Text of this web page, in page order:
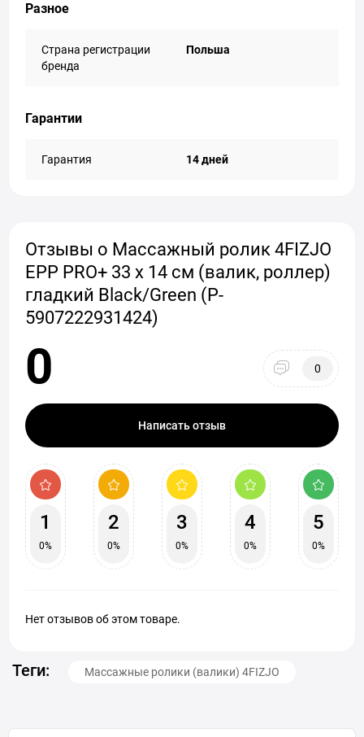
Разное
Страна регистрации
бренда
Польша
Гарантии
Гарантия 14 дней
Отзывы о Массажный ролик 4FIZJO
EPP PRO+ 33 x 14 см (валик, роллер)
гладкий Black/Green (P-
5907222931424)
0 0
Написать отзыв
1
0%
2
0%
3
0%
4
0%
5
0%
Нет отзывов об этом товаре.
Теги: Массажные ролики (валики) 4FIZJO